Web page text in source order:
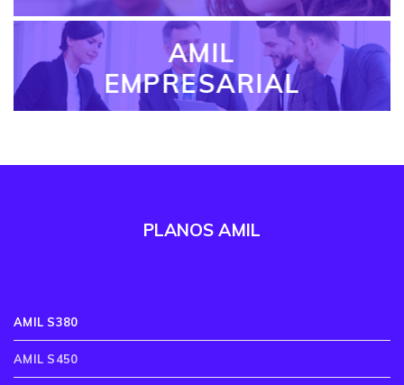
AMIL
EMPRESARIAL
PLANOS AMIL
AMIL S380
AMIL S450